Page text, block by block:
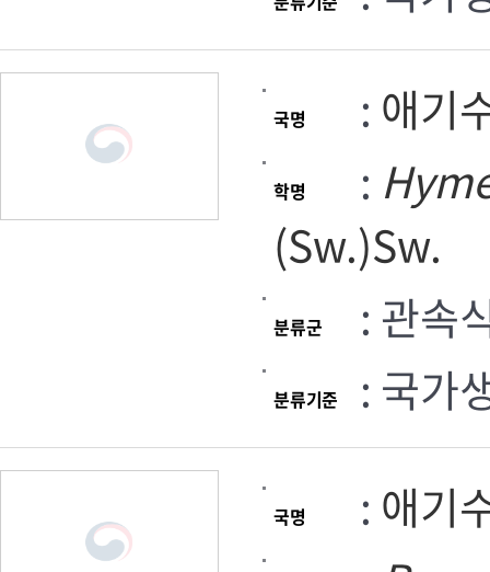
국명 : 애기
학명 :
(Sw.)Sw.
분류군 : 관속
분류기준 : 국가
국명 : 애기